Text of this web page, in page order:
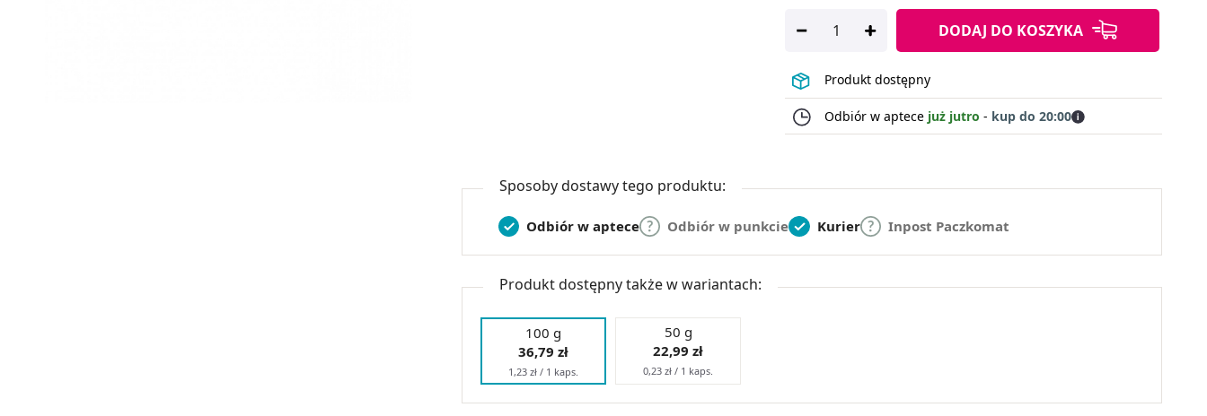
DODAJ DO KOSZYKA
Produkt dostępny
Odbiór w aptece już jutro - kup do 20:00
Sposoby dostawy tego produktu:
Odbiór w aptece Odbiór w punkcie Kurier Inpost Paczkomat
Produkt dostępny także w wariantach:
100 g
36,79 zł
1,23 zł / 1 kaps.
50 g
22,99 zł
0,23 zł / 1 kaps.